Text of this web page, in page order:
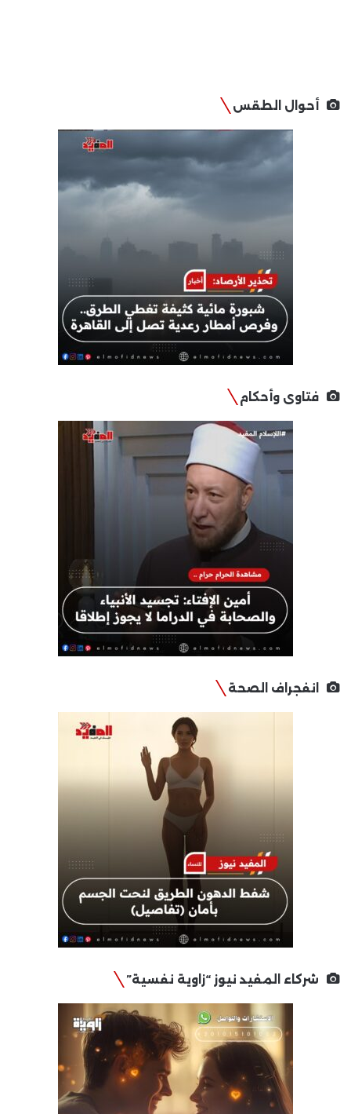
أحوال الطقس
فتاوى وأحكام
انفجراف الصحة
شركاء المفيد نيوز “زاوية نفسية”